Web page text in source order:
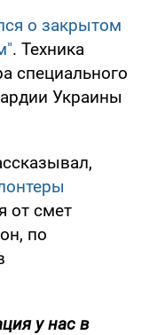
о закрытом
. Техника
специального
Украины
от смет
по
у нас в